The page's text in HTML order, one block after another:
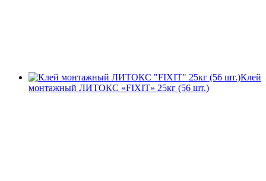
Клей
монтажный ЛИТОКС «FIXIT» 25кг (56 шт.)